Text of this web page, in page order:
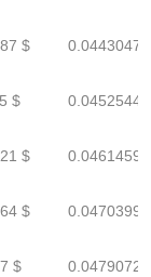
$
$
$
$
$